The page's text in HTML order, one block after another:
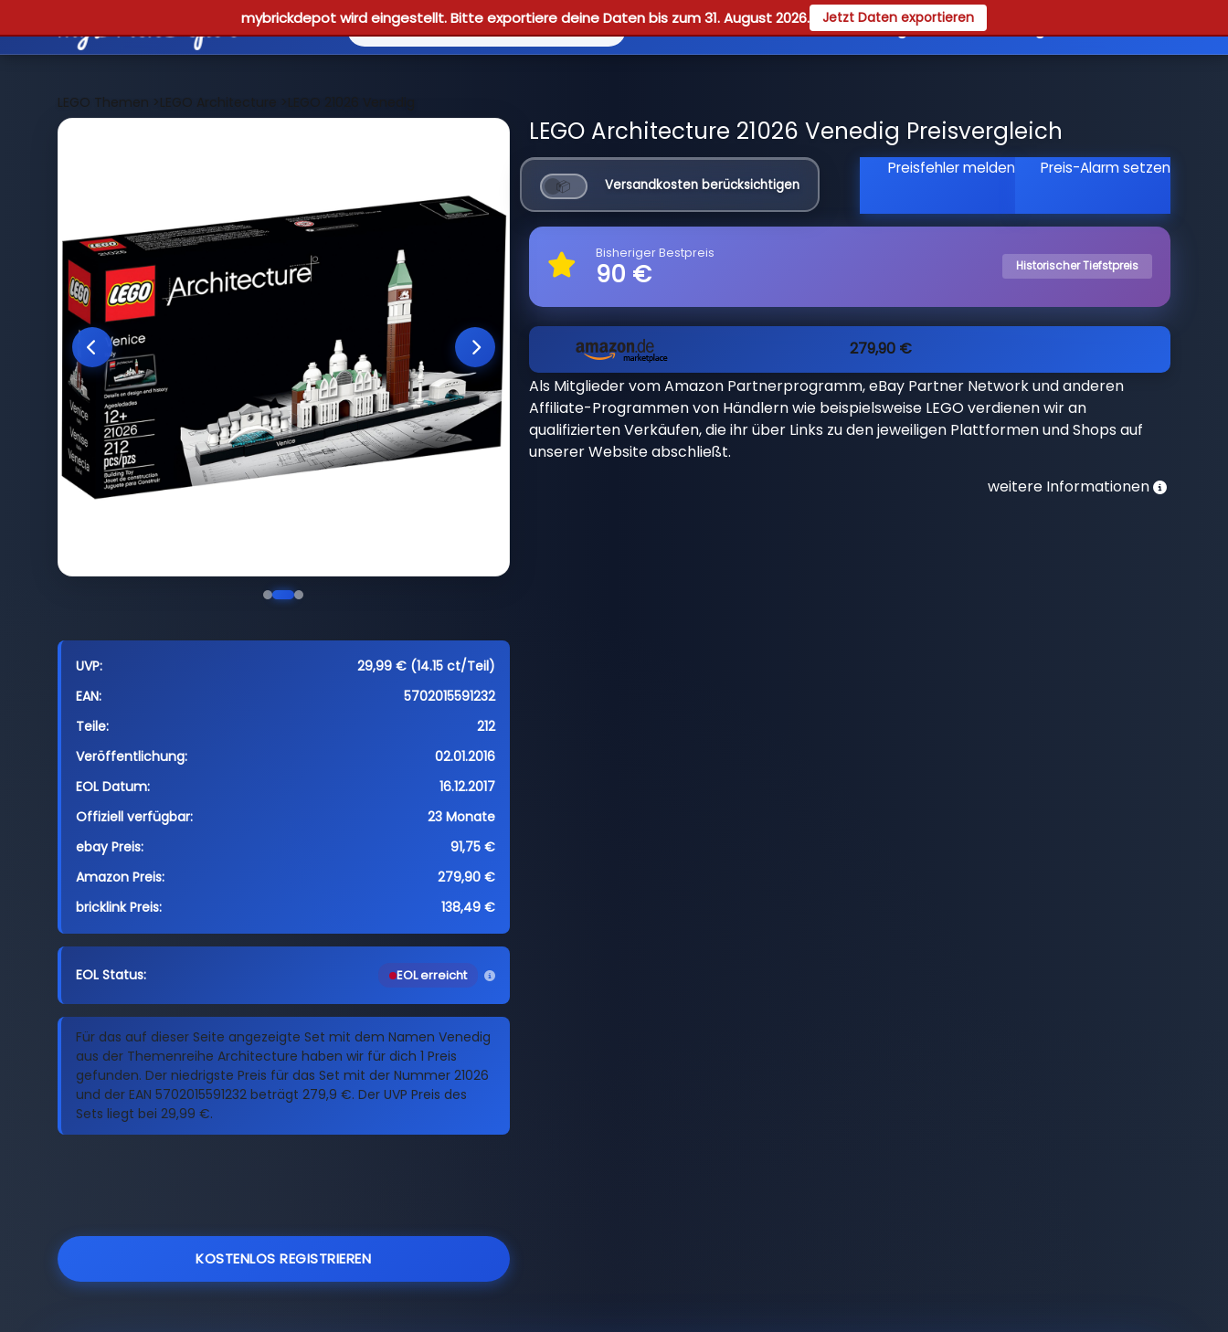
mybrickdepot wird eingestellt. Bitte exportiere deine Daten bis zum 31. August 2026. Jetzt Daten exportieren
Reviews Guides Registrieren
LEGO Themen >LEGO Architecture >LEGO 21026 Venedig
UVP:
29,99 € (14.15 ct/Teil)
EAN:
5702015591232
Teile:
212
Veröffentlichung:
02.01.2016
EOL Datum:
16.12.2017
Offiziell verfügbar:
23 Monate
ebay Preis:
91,75 €
Amazon Preis:
279,90 €
bricklink Preis:
138,49 €
EOL Status: EOL erreicht
Für das auf dieser Seite angezeigte Set mit dem Namen Venedig
aus der Themenreihe Architecture haben wir für dich 1 Preis
gefunden. Der niedrigste Preis für das Set mit der Nummer 21026
und der EAN 5702015591232 beträgt 279,9 €. Der UVP Preis des
Sets liegt bei 29,99 €.
KOSTENLOS REGISTRIEREN
LEGO Architecture 21026 Venedig Preisvergleich
Versandkosten berücksichtigen
Preisfehler melden Preis-Alarm setzen
Bisheriger Bestpreis
90 € Historischer Tiefstpreis
279,90 €
Als Mitglieder vom Amazon Partnerprogramm, eBay Partner Network und anderen
Affiliate-Programmen von Händlern wie beispielsweise LEGO verdienen wir an
qualifizierten Verkäufen, die ihr über Links zu den jeweiligen Plattformen und Shops auf
unserer Website abschließt.
weitere Informationen